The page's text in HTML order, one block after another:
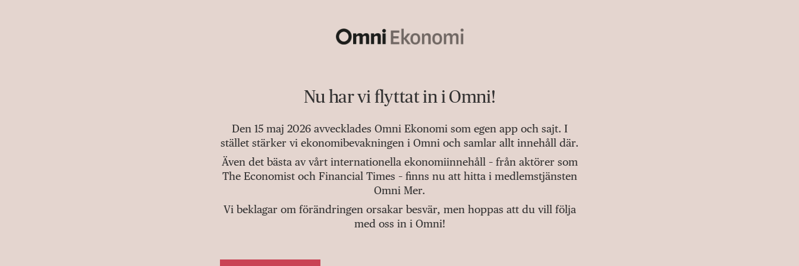
Nu har vi flyttat in i Omni!
Den 15 maj 2026 avvecklades Omni Ekonomi som egen app och sajt. I
stället stärker vi ekonomibevakningen i Omni och samlar allt innehåll där.
Även det bästa av vårt internationella ekonomiinnehåll – från aktörer som
The Economist och Financial Times – finns nu att hitta i medlemstjänsten
Omni Mer.
Vi beklagar om förändringen orsakar besvär, men hoppas att du vill följa
med oss in i Omni!